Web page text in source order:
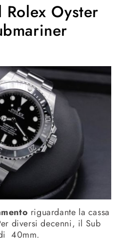
Rolex Oyster
riguardante la cassa
diversi decenni, il Sub
40mm.